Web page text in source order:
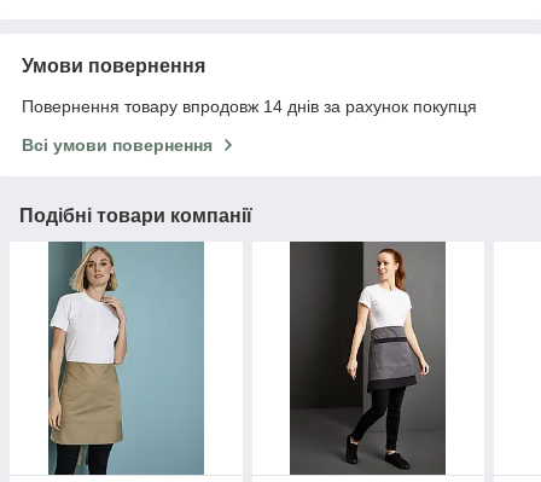
Умови повернення
Повернення товару впродовж 14 днів за рахунок покупця
Всі умови повернення
Подібні товари компанії